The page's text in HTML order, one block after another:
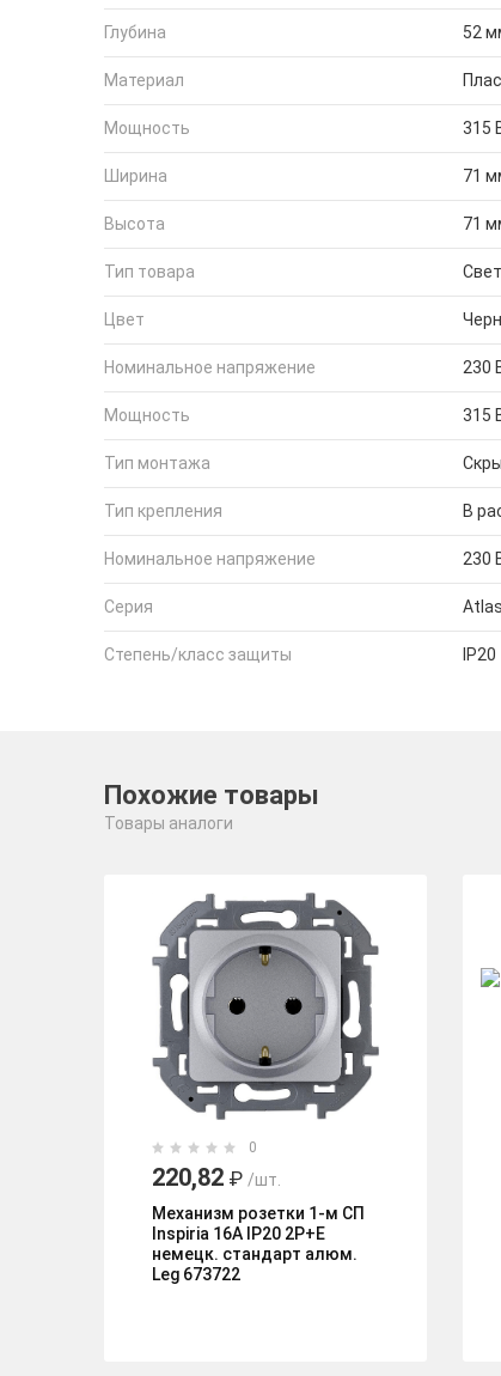
Глубина 52
Материал
Мощность 315
Ширина 71
Высота 71
Тип товара
Цвет
Номинальное напряжение 230
Мощность 315
Тип монтажа
Тип крепления В
Номинальное напряжение 230
Серия
Степень/класс защиты IP20
Похожие товары
Товары аналоги
0
220,82 ₽ /шт.
Механизм розетки 1-м СП
Inspiria 16А IP20 2P+E
немецк. стандарт алюм.
Leg 673722